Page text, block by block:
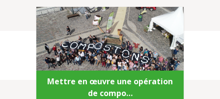
Mettre en œuvre une opération
de compo…